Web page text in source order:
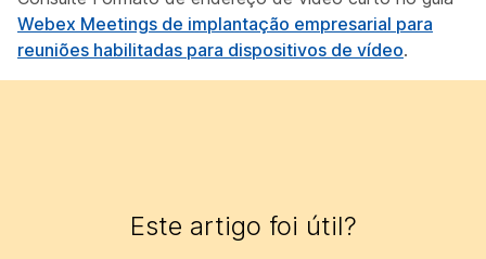
Webex Meetings de implantação empresarial para
reuniões habilitadas para dispositivos de vídeo.
Este artigo foi útil?